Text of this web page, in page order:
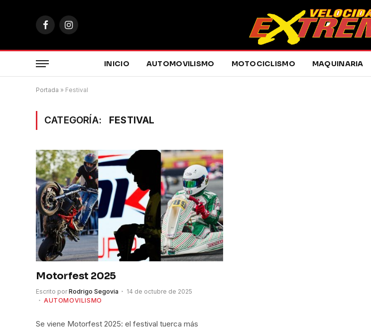
FacebookInstagram
INICIO AUTOMOVILISMO MOTOCICLISMO MAQUINARIA
Portada » Festival
CATEGORÍA: FESTIVAL
Motorfest 2025
Escrito por Rodrigo Segovia
14 de octubre de 2025
AUTOMOVILISMO
Se viene Motorfest 2025: el festival tuerca más